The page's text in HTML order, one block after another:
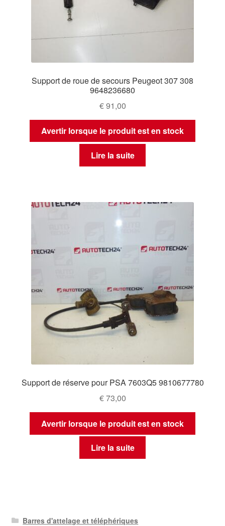
Support de roue de secours Peugeot 307 308
9648236680
€91,00
Avertir lorsque le produit est en stock
Lire la suite
Support de réserve pour PSA 7603Q5 9810677780
€73,00
Avertir lorsque le produit est en stock
Lire la suite
Barres d'attelage et téléphériques